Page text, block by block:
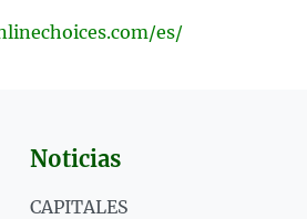
es/
Noticias
CAPITALES